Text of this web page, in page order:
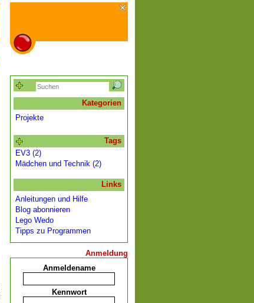
Kategorien
Projekte
Tags
EV3 (2)
Mädchen und Technik (2)
Links
Anleitungen und Hilfe
Blog abonnieren
Lego Wedo
Tipps zu Programmen
Anmeldung
Anmeldename
Kennwort